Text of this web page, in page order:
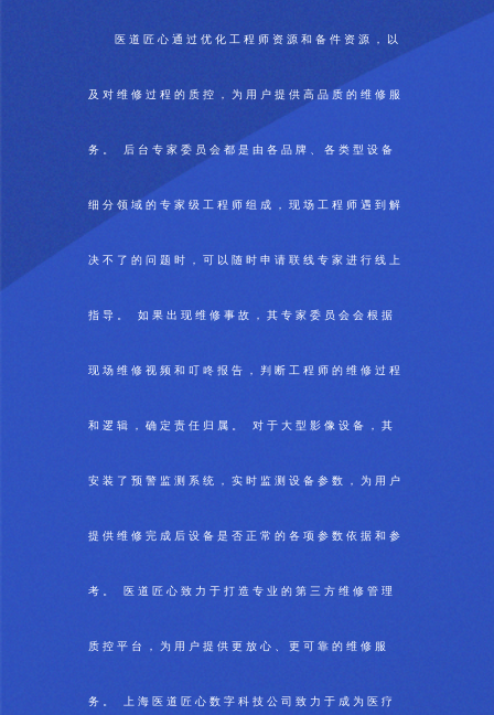
医道匠心通过优化工程师资源和备件资源，以
及对维修过程的质控，为用户提供高品质的维修服
务。 后台专家委员会都是由各品牌、各类型设备
细分领域的专家级工程师组成，现场工程师遇到解
决不了的问题时，可以随时申请联线专家进行线上
指导。 如果出现维修事故，其专家委员会会根据
现场维修视频和叮咚报告，判断工程师的维修过程
和逻辑，确定责任归属。 对于大型影像设备，其
安装了预警监测系统，实时监测设备参数，为用户
提供维修完成后设备是否正常的各项参数依据和参
考。 医道匠心致力于打造专业的第三方维修管理
质控平台，为用户提供更放心、更可靠的维修服
务。 上海医道匠心数字科技公司致力于成为医疗